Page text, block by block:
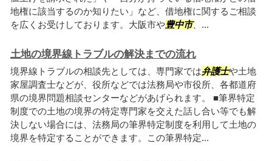
地権に該当するのか知りたい」など、借地権に関するご相談
を広くお受けしております。大阪市や豊中市、...
土地の境界線トラブルの解決までの流れ
境界線トラブルの相談先としては、専門家では弁護士や土地
家屋調査士などが、役所などでは法務局や市役所、各都道府
県の境界問題相談センターなどがあげられます。 ■筆界特定
制度での土地の境界の特定専門家を交えた話し合い等でも解
決しない場合には、法務局の筆界特定制度を利用して土地の
境界を特定することができます。この筆界特定...